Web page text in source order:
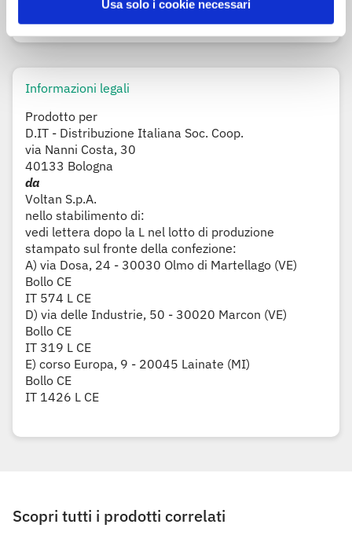
Usa solo i cookie necessari
Informazioni legali
Prodotto per
D.IT - Distribuzione Italiana Soc. Coop.
via Nanni Costa, 30
40133 Bologna
da
Voltan S.p.A.
nello stabilimento di:
vedi lettera dopo la L nel lotto di produzione
stampato sul fronte della confezione:
A) via Dosa, 24 - 30030 Olmo di Martellago (VE)
Bollo CE
IT 574 L CE
D) via delle Industrie, 50 - 30020 Marcon (VE)
Bollo CE
IT 319 L CE
E) corso Europa, 9 - 20045 Lainate (MI)
Bollo CE
IT 1426 L CE
Scopri tutti i prodotti correlati